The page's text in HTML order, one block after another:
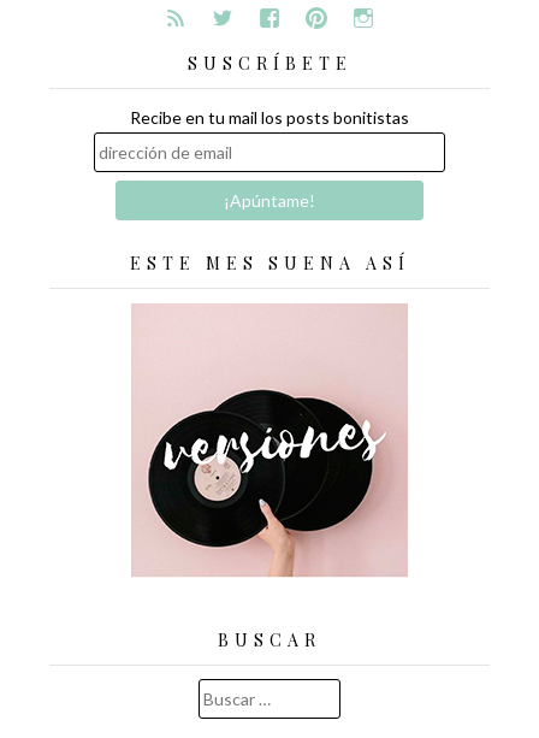
SUSCRÍBETE
Recibe en tu mail los posts bonitistas
ESTE MES SUENA ASÍ
BUSCAR
Buscar: